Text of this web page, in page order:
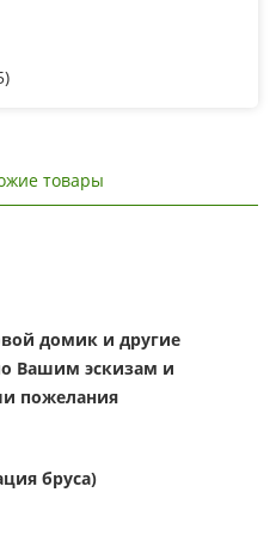
товары
домик и другие
Вашим эскизам и
пожелания
бруса)